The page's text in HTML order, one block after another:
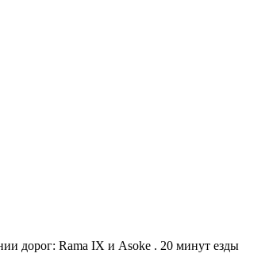
дорог: Rama IX и Asoke . 20 минут езды